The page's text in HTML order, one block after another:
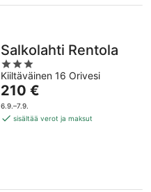
Salkolahti Rentola
3
out
of
5
Kiiltäväinen 16 Orivesi
Hinta
on
210 €
210 €
6.9.–7.9.
sisältää verot ja maksut